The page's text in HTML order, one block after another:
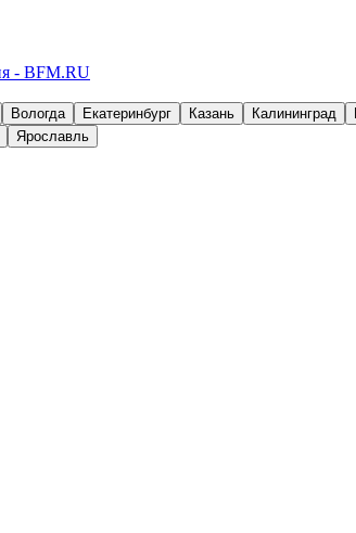
Вологда Екатеринбург Казань Калининград
Ярославль